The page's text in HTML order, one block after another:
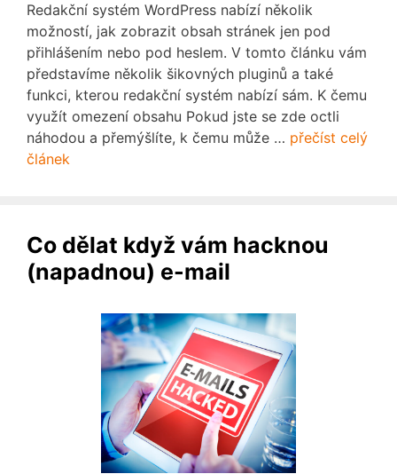
Redakční systém WordPress nabízí několik
možností, jak zobrazit obsah stránek jen pod
přihlášením nebo pod heslem. V tomto článku vám
představíme několik šikovných pluginů a také
funkci, kterou redakční systém nabízí sám. K čemu
využít omezení obsahu Pokud jste se zde octli
náhodou a přemýšlíte, k čemu může … přečíst celý
článek
Co dělat když vám hacknou
(napadnou) e-mail